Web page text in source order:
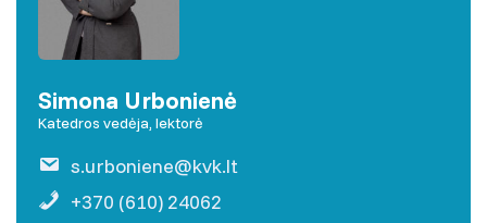
Simona Urbonienė
Katedros vedėja, lektorė
s.urboniene@kvk.lt
+370 (610) 24062